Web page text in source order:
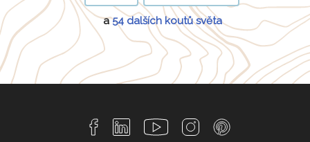
a54 dalších koutů světa